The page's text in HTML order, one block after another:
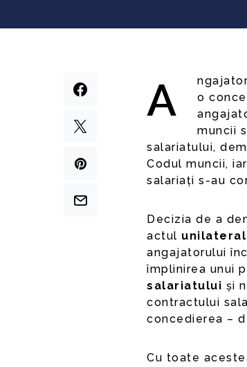
Angajatorul nu îi poate impune demisia salariatului său. Din cauză că
o
muncii
salariatului,
Codul muncii,
salariați s-au
Decizia de a
actul unilateral
angajatorului
împlinirea unui
salariatului și
contractului
concedierea –
Cu toate